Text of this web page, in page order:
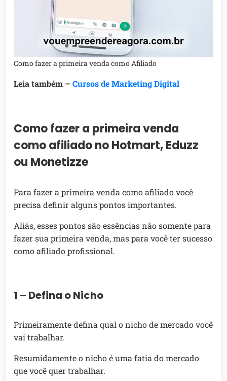
Como fazer a primeira venda como Afiliado
Leia também – Cursos de Marketing Digital
Como fazer a primeira venda
como afiliado no Hotmart, Eduzz
ou Monetizze
Para fazer a primeira venda como afiliado você
precisa definir alguns pontos importantes.
Aliás, esses pontos são essências não somente para
fazer sua primeira venda, mas para você ter sucesso
como afiliado profissional.
1 – Defina o Nicho
Primeiramente defina qual o nicho de mercado você
vai trabalhar.
Resumidamente o nicho é uma fatia do mercado
que você quer trabalhar.